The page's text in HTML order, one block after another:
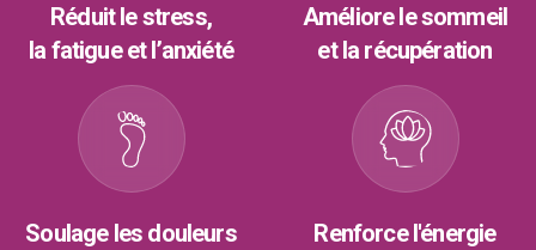
Réduit le stress,
la fatigue et l’anxiété
Améliore le sommeil
et la récupération
Soulage les douleurs
Renforce l'énergie